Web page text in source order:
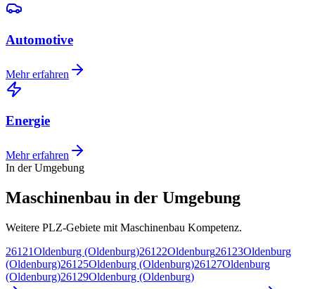
Automotive
Mehr erfahren
Energie
Mehr erfahren
In der Umgebung
Maschinenbau in der Umgebung
Weitere PLZ-Gebiete mit Maschinenbau Kompetenz.
26121Oldenburg (Oldenburg)26122Oldenburg26123Oldenburg
(Oldenburg)26125Oldenburg (Oldenburg)26127Oldenburg
(Oldenburg)26129Oldenburg (Oldenburg)